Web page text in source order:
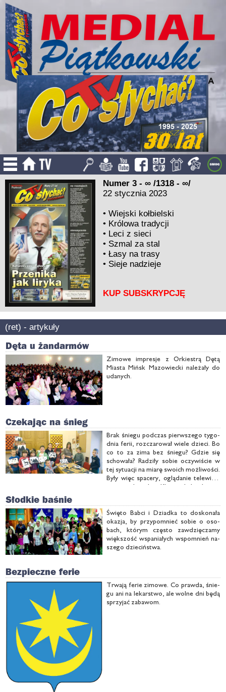
Numer 3 - ∞ /1318 - ∞/
22 stycznia 2023
•Wiejski kołbielski
• Królowa tradycji
• Leci z sieci
• Szmal za stal
•Łasy na trasy
• Sieje nadzieje
KUP SUBSKRYPCJĘ
(ret) - artykuły
Dęta u żandarmów
Zi­mo­we im­pre­sje z Or­kie­strą Dę­tą
Mia­sta Mińsk Ma­zo­wiec­ki na­le­ża­ły do
uda­nych.
Czekając na śnieg
Brak śnie­gu pod­czas pierw­sze­go ty­go­
dnia fe­rii, roz­cza­ro­wał wie­le dzie­ci. Bo
co to za zi­ma bez śnie­gu? Gdzie się
scho­wa­ła? Ra­dzi­ły so­bie oczy­wi­ście w
tej sy­tu­acji na mia­rę swo­ich moż­li­wo­ści.
By­ły więc spa­ce­ry, oglą­da­nie te­le­wi­zji,
cza­sa­mi książ­ka. Kło­pot był tak­że z
ka­ły na swo­je świę­to. Le­piej …
Słodkie baśnie
Świę­to Bab­ci i Dziad­ka to do­sko­na­ła
oka­zja, by przy­po­mnieć so­bie o oso­
bach, któ­rym czę­sto za­wdzię­cza­my
więk­szość wspa­nia­łych wspo­mnień na­
sze­go dzie­ciń­stwa.
Bezpieczne ferie
Trwa­ją fe­rie zi­mo­we. Co praw­da, śnie­
gu ani na le­kar­stwo, ale wol­ne dni bę­dą
sprzy­jać za­ba­wom.